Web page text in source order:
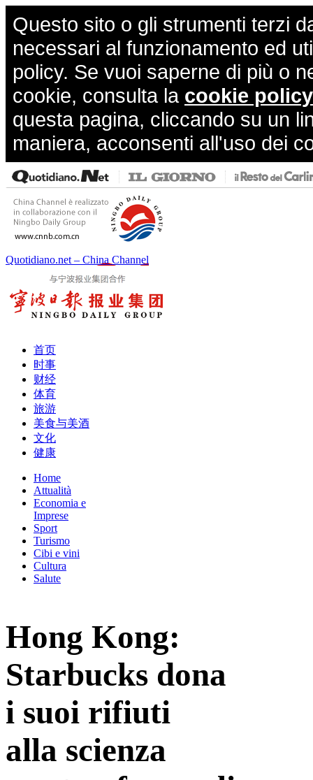
Questo sito o gli strumenti terzi
necessari al funzionamento ed
policy. Se vuoi saperne di più o
cookie, consulta la cookie policy
questa pagina, cliccando su un
maniera, acconsenti all'uso dei
Quotidiano.net – China Channel
首页
时事
财经
体育
旅游
美食与美酒
文化
健康
Home
Attualità
Economia e
Imprese
Sport
Turismo
Cibi e vini
Cultura
Salute
Hong Kong:
Starbucks dona
i suoi rifiuti
alla scienza